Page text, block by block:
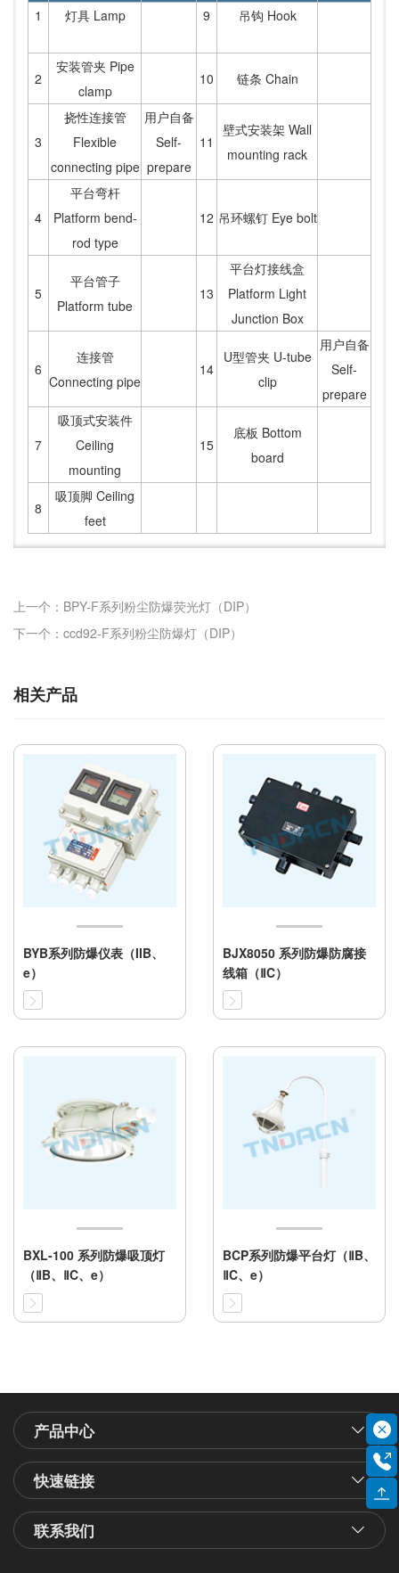
1 灯具 Lamp 9 吊钩 Hook
2
安装管夹 Pipe
clamp
10 链条 Chain
3
挠性连接管
Flexible
connecting pipe
用户自备
Self-
prepare
11
壁式安装架 Wall
mounting rack
4
平台弯杆
Platform bend-
rod type
12 吊环螺钉 Eye bolt
5
平台管子
Platform tube
13
平台灯接线盒
Platform Light
Junction Box
6
连接管
Connecting pipe
14
U型管夹 U-tube
clip
用户自备
Self-
prepare
7
吸顶式安装件
Ceiling
mounting
15
底板 Bottom
board
8
吸顶脚 Ceiling
feet
上一个：BPY-F系列粉尘防爆荧光灯（DIP）
下一个：ccd92-F系列粉尘防爆灯（DIP）
相关产品
BYB系列防爆仪表（IIB、
e）
BJX8050 系列防爆防腐接
线箱（ⅡC）
BXL-100 系列防爆吸顶灯
（ⅡB、ⅡC、e）
BCP系列防爆平台灯（ⅡB、
ⅡC、e）
产品中心
快速链接
联系我们